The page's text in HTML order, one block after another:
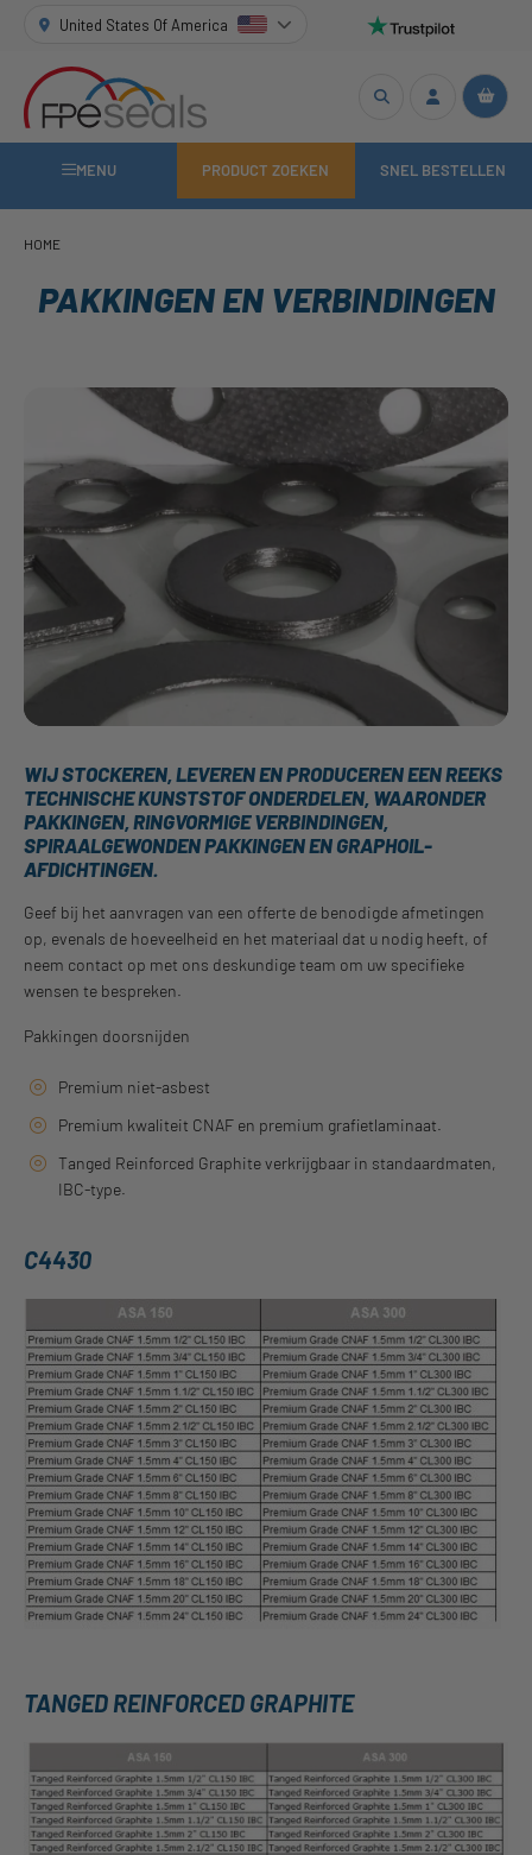
United States Of America
MENU PRODUCT ZOEKEN SNEL BESTELLEN
HOME
PAKKINGEN EN VERBINDINGEN
WIJ STOCKEREN, LEVEREN EN PRODUCEREN EEN REEKS
TECHNISCHE KUNSTSTOF ONDERDELEN, WAARONDER
PAKKINGEN, RINGVORMIGE VERBINDINGEN,
SPIRAALGEWONDEN PAKKINGEN EN GRAPHOIL-
AFDICHTINGEN.
Geef bij het aanvragen van een offerte de benodigde afmetingen
op, evenals de hoeveelheid en het materiaal dat u nodig heeft, of
neem contact op met ons deskundige team om uw specifieke
wensen te bespreken.
Pakkingen doorsnijden
Premium niet-asbest
Premium kwaliteit CNAF en premium grafietlaminaat.
Tanged Reinforced Graphite verkrijgbaar in standaardmaten,
IBC-type.
C4430
TANGED REINFORCED GRAPHITE